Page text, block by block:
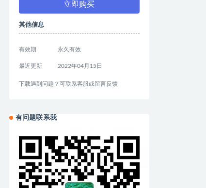
立即购买
其他信息
有效期 永久有效
最近更新 2022年04月15日
下载遇到问题？可联系客服或留言反馈
有问题联系我